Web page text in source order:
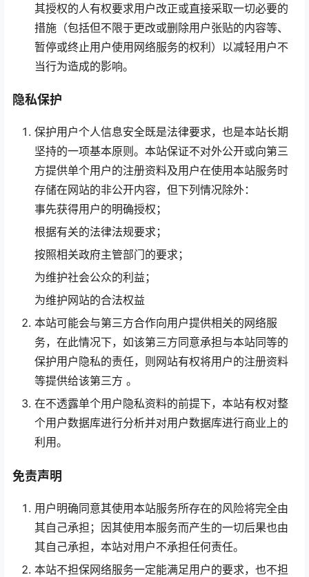
其授权的人有权要求用户改正或直接采取一切必要的
措施（包括但不限于更改或删除用户张贴的内容等、
暂停或终止用户使用网络服务的权利）以减轻用户不
当行为造成的影响。
隐私保护
保护用户个人信息安全既是法律要求，也是本站长期
坚持的一项基本原则。本站保证不对外公开或向第三
方提供单个用户的注册资料及用户在使用本站服务时
存储在网站的非公开内容，但下列情况除外：
事先获得用户的明确授权；
根据有关的法律法规要求；
按照相关政府主管部门的要求；
为维护社会公众的利益；
为维护网站的合法权益
本站可能会与第三方合作向用户提供相关的网络服
务，在此情况下，如该第三方同意承担与本站同等的
保护用户隐私的责任，则网站有权将用户的注册资料
等提供给该第三方 。
在不透露单个用户隐私资料的前提下，本站有权对整
个用户数据库进行分析并对用户数据库进行商业上的
利用。
免责声明
用户明确同意其使用本站服务所存在的风险将完全由
其自己承担；因其使用本服务而产生的一切后果也由
其自己承担，本站对用户不承担任何责任。
本站不担保网络服务一定能满足用户的要求，也不担